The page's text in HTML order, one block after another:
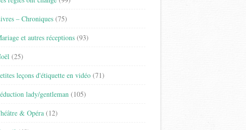
– Chroniques (75)
et autres réceptions (93)
(25)
leçons d'étiquette en vidéo (71)
lady/gentleman (105)
& Opéra (12)